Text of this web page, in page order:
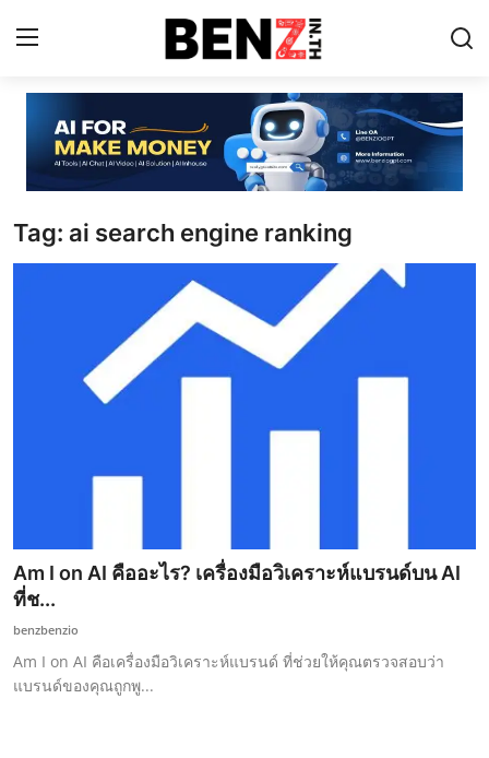
Home
Contact
AI Tools
ข่าว AI รอบโลก
ThaiGPT Builder
Tag: ai search engine ranking
Am I on AI คืออะไร? เครื่องมือวิเคราะห์แบรนด์บน AI
ที่ช...
benzbenzio
Am I on AI คือเครื่องมือวิเคราะห์แบรนด์ ที่ช่วยให้คุณตรวจสอบว่า
แบรนด์ของคุณถูกพู...